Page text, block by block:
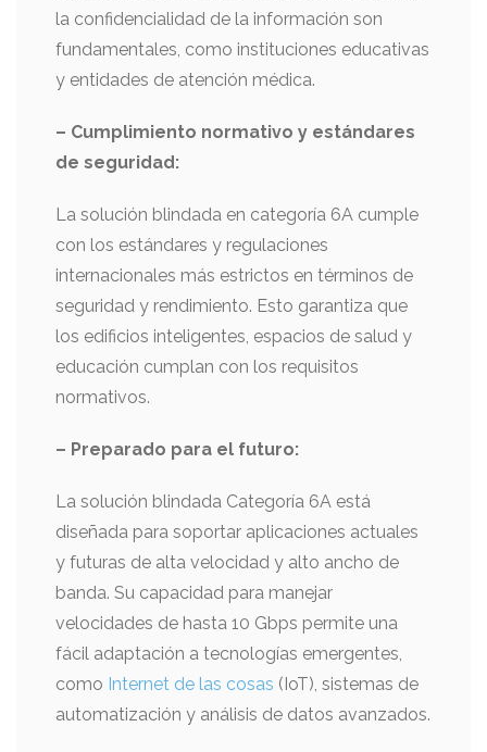
la confidencialidad de la información son
fundamentales, como instituciones educativas
y entidades de atención médica.
– Cumplimiento normativo y estándares
de seguridad:
La solución blindada en categoría 6A cumple
con los estándares y regulaciones
internacionales más estrictos en términos de
seguridad y rendimiento. Esto garantiza que
los edificios inteligentes, espacios de salud y
educación cumplan con los requisitos
normativos.
– Preparado para el futuro:
La solución blindada Categoría 6A está
diseñada para soportar aplicaciones actuales
y futuras de alta velocidad y alto ancho de
banda. Su capacidad para manejar
velocidades de hasta 10 Gbps permite una
fácil adaptación a tecnologías emergentes,
como Internet de las cosas (IoT), sistemas de
automatización y análisis de datos avanzados.